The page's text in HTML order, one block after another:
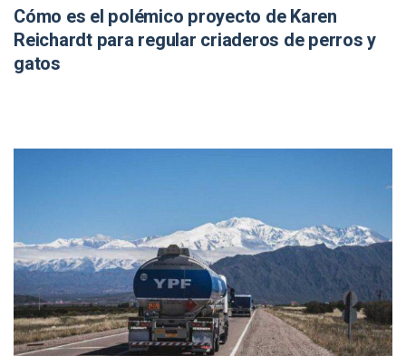
Cómo es el polémico proyecto de Karen
Reichardt para regular criaderos de perros y
gatos